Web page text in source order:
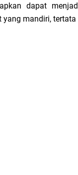
dapat
mandiri,